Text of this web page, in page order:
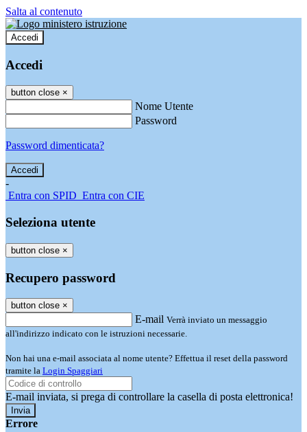
Salta al contenuto
Accedi
Accedi
button close ×
Nome Utente
Password
Password dimenticata?
-
Entra con SPID Entra con CIE
Seleziona utente
button close ×
Recupero password
button close ×
E-mail Verrà inviato un messaggio
all'indirizzo indicato con le istruzioni necessarie.
Non hai una e-mail associata al nome utente? Effettua il reset della password
tramite la Login Spaggiari
E-mail inviata, si prega di controllare la casella di posta elettronica!
Errore